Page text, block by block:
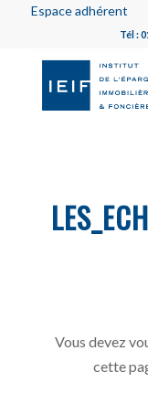
Espace adhérent
Tél :
Vous devez
cette